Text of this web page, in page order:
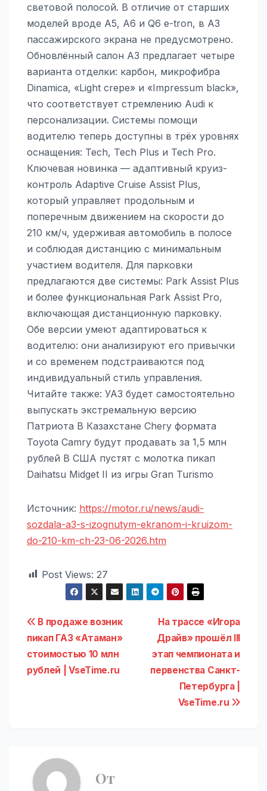
световой полосой. В отличие от старших
моделей вроде A5, A6 и Q6 e-tron, в A3
пассажирского экрана не предусмотрено.
Обновлённый салон A3 предлагает четыре
варианта отделки: карбон, микрофибра
Dinamica, «Light crepe» и «Impressum black»,
что соответствует стремлению Audi к
персонализации. Системы помощи
водителю теперь доступны в трёх уровнях
оснащения: Tech, Tech Plus и Tech Pro.
Ключевая новинка — адаптивный круиз-
контроль Adaptive Cruise Assist Plus,
который управляет продольным и
поперечным движением на скорости до
210 км/ч, удерживая автомобиль в полосе
и соблюдая дистанцию с минимальным
участием водителя. Для парковки
предлагаются две системы: Park Assist Plus
и более функциональная Park Assist Pro,
включающая дистанционную парковку.
Обе версии умеют адаптироваться к
водителю: они анализируют его привычки
и со временем подстраиваются под
индивидуальный стиль управления.
Читайте также: УАЗ будет самостоятельно
выпускать экстремальную версию
Патриота В Казахстане Chery формата
Toyota Camry будут продавать за 1,5 млн
рублей В США пустят с молотка пикап
Daihatsu Midget II из игры Gran Turismo
Источник: https://motor.ru/news/audi-
sozdala-a3-s-izognutym-ekranom-i-kruizom-
do-210-km-ch-23-06-2026.htm
Post Views: 27
Навигация
по
записям
На трассе «Игора
Драйв» прошёл III
этап чемпионата и
первенства Санкт-
Петербурга |
VseTime.ru
В продаже возник
пикап ГАЗ «Атаман»
стоимостью 10 млн
рублей | VseTime.ru
От